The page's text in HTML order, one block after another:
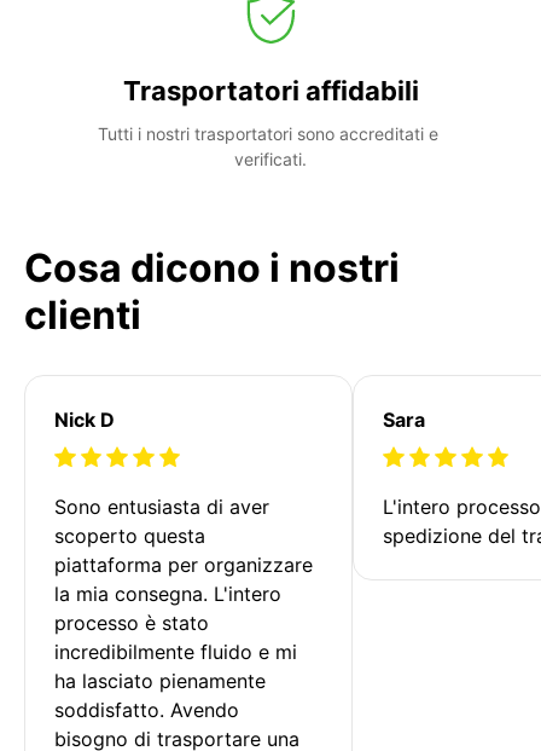
Trasportatori affidabili
Tutti i nostri trasportatori sono accreditati e
verificati.
Cosa dicono i nostri
clienti
Nick D
Sono entusiasta di aver
scoperto questa
piattaforma per organizzare
la mia consegna. L'intero
processo è stato
incredibilmente fluido e mi
ha lasciato pienamente
soddisfatto. Avendo
bisogno di trasportare una
Sara
L'intero
spedizione del